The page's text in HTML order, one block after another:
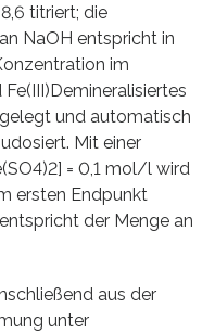
titriert; die
NaOH entspricht in
im
und automatisch
Mit einer
= 0,1 mol/l wird
ersten Endpunkt
der Menge an
aus der
unter